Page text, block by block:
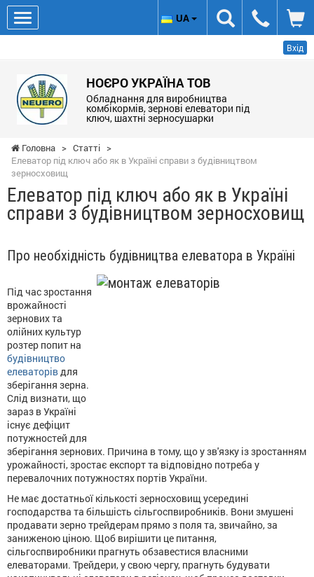
Вхід
НОЄРО УКРАЇНА ТОВ
Обладнання для виробництва
комбікормів, зернові елеватори під
ключ, шахтні зерносушарки
UA
Головна > Статті >
Елеватор під ключ або як в Україні справи з будівництвом
зерносховищ
Елеватор під ключ або як в Україні
справи з будівництвом зерносховищ
Про необхідність будівництва елеватора в Україні
Під час зростання
врожайності
зернових та
олійних культур
розтер попит на
будівництво
елеваторів для
зберігання зерна.
Слід визнати, що
зараз в Україні
існує дефіцит
потужностей для
зберігання зернових. Причина в тому, що у зв'язку із зростанням
урожайності, зростає експорт та відповідно потреба у
перевалочних потужностях портів України.
Не має достатньої кількості зерносховищ усередині
господарства та більшість сільгоспвиробників. Вони змушені
продавати зерно трейдерам прямо з поля та, звичайно, за
заниженою ціною. Щоб вирішити це питання,
сільгоспвиробники прагнуть обзавестися власними
елеваторами. Трейдери, у свою чергу, прагнуть будувати